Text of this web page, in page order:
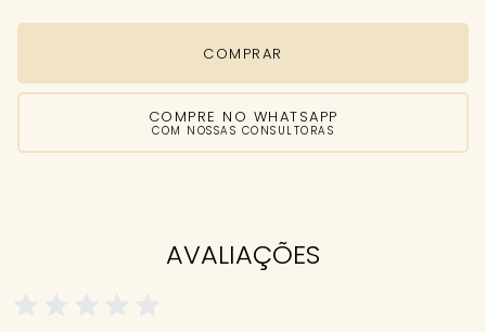
COMPRAR
COMPRE NO WHATSAPP
COM NOSSAS CONSULTORAS
AVALIAÇÕES